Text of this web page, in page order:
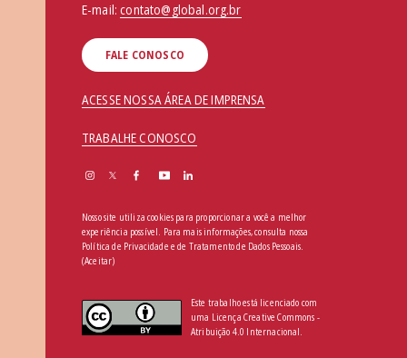
E-mail:contato@global.org.br
FALE CONOSCO
ACESSE NOSSA ÁREA DE IMPRENSA
TRABALHE CONOSCO
Nosso site utiliza cookies para proporcionar a você a melhor
experiência possível. Para mais informações, consulta nossa
Política de Privacidade e de Tratamento de Dados Pessoais.
(Aceitar)
Este trabalho está licenciado com
uma Licença Creative Commons -
Atribuição 4.0 Internacional.